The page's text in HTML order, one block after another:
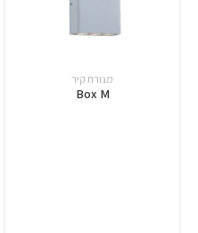
מנורת קיר
Box M